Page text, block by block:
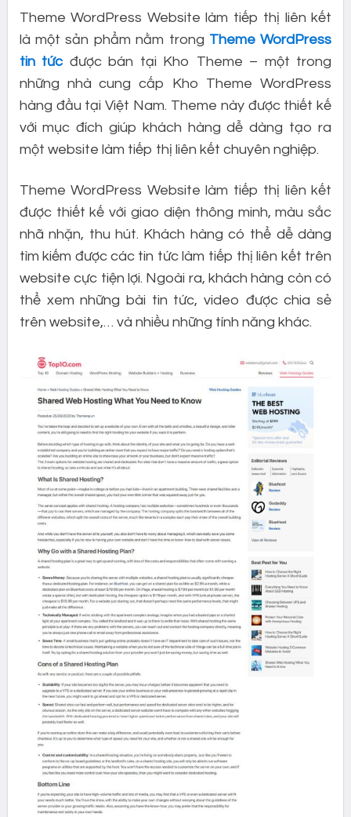
Theme WordPress Website làm tiếp thị liên kết
là một sản phẩm nằm trong Theme WordPress
tin tức được bán tại Kho Theme – một trong
những nhà cung cấp Kho Theme WordPress
hàng đầu tại Việt Nam. Theme này được thiết kế
với mục đích giúp khách hàng dễ dàng tạo ra
một website làm tiếp thị liên kết chuyên nghiệp.
Theme WordPress Website làm tiếp thị liên kết
được thiết kế với giao diện thông minh, màu sắc
nhã nhặn, thu hút. Khách hàng có thể dễ dàng
tìm kiếm được các tin tức làm tiếp thị liên kết trên
website cực tiện lợi. Ngoài ra, khách hàng còn có
thể xem những bài tin tức, video được chia sẻ
trên website,… và nhiều những tính năng khác.